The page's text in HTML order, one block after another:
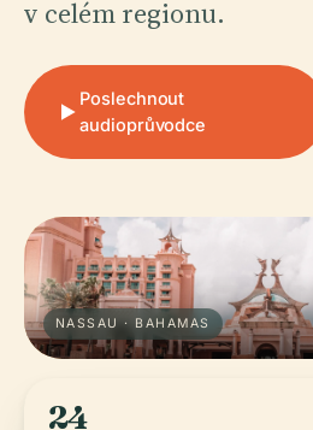
v celém regionu.
Poslechnout
audioprůvodce
NASSAU · BAHAMAS
24